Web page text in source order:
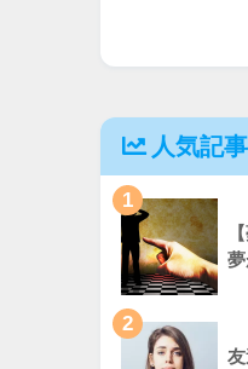
人気記事
1
2